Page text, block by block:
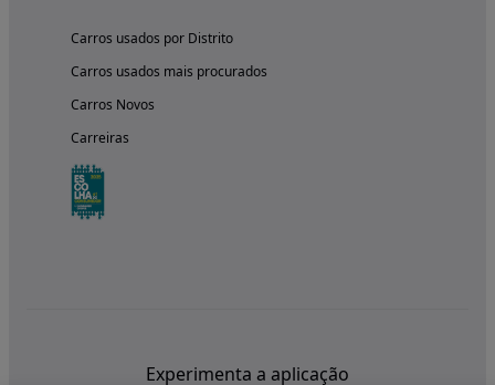
Carros usados por Distrito
Carros usados mais procurados
Carros Novos
Carreiras
Experimenta a aplicação